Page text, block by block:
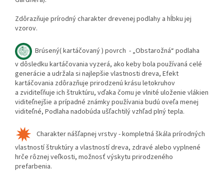
Zdôrazňuje prírodný charakter drevenej podlahy a hĺbku jej
vzorov.
Brúsený( kartáčovaný ) povrch - „Obstarožná“ podlaha
v dôsledku kartáčovania vyzerá, ako keby bola používaná celé
generácie a udržala si najlepšie vlastnosti dreva, Efekt
kartáčovania zdôrazňuje prirodzenú krásu letokruhov
a zviditeľňuje ich štruktúru, vďaka čomu je vlnité uloženie vlákien
viditeľnejšie a prípadné známky používania budú oveľa menej
viditeľné, Podlaha nadobúda ušľachtilý vzhľad plný tepla.
Charakter nášľapnej vrstvy -kompletná škála prírodných
vlastností štruktúry a vlastností dreva, zdravé alebo vyplnené
hrče rôznej veľkosti, možnosť výskytu prirodzeného
prefarbenia.